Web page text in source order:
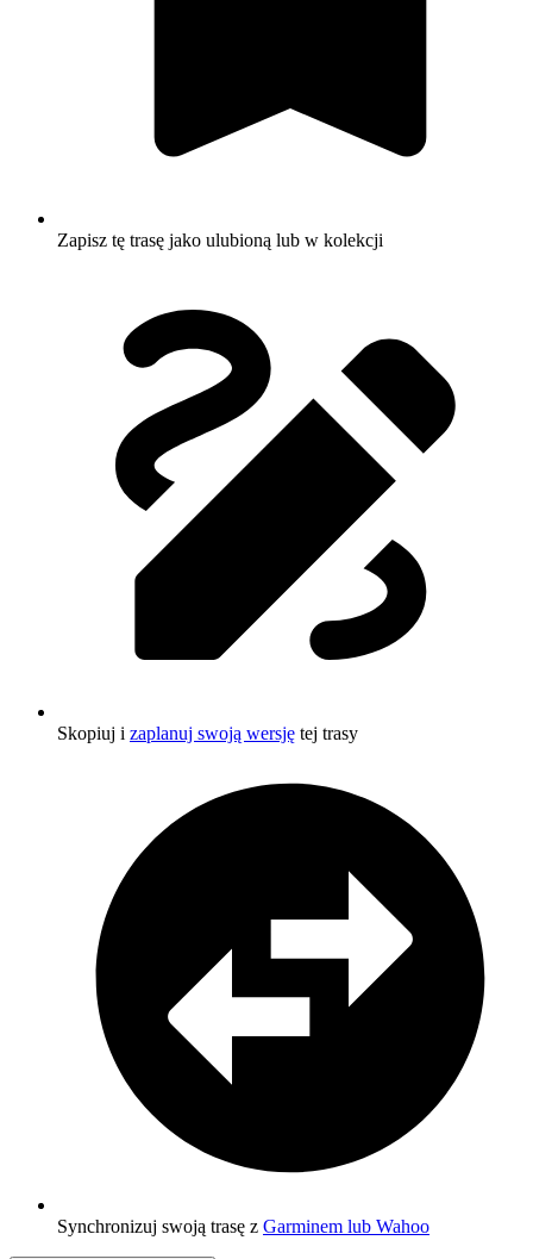
Zapisz tę trasę jako ulubioną lub w kolekcji
Skopiuj i zaplanuj swoją wersję tej trasy
Synchronizuj swoją trasę z Garminem lub Wahoo